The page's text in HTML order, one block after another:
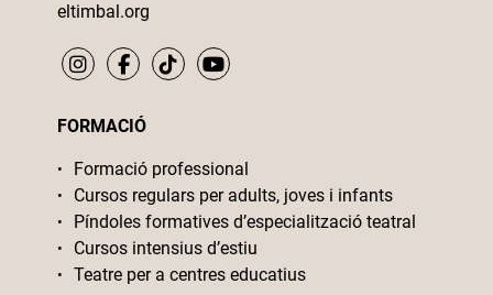
eltimbal.org
FORMACIÓ
Formació professional
Cursos regulars per adults, joves i infants
Píndoles formatives d’especialització teatral
Cursos intensius d’estiu
Teatre per a centres educatius